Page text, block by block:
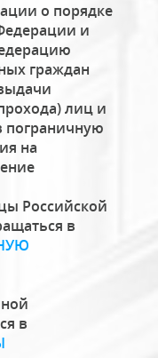
о порядке
и
граждан
лиц и
пограничную
на
Российской
в
в